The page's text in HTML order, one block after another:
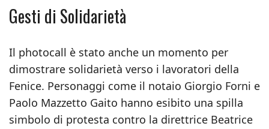
Gesti di Solidarietà
Il photocall è stato anche un momento per
dimostrare solidarietà verso i lavoratori della
Fenice. Personaggi come il notaio Giorgio Forni e
Paolo Mazzetto Gaito hanno esibito una spilla
simbolo di protesta contro la direttrice Beatrice